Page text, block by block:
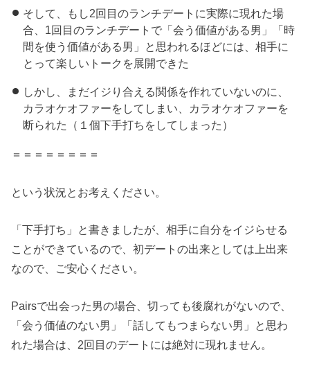
そして、もし2回目のランチデートに実際に現れた場
合、1回目のランチデートで「会う価値がある男」「時
間を使う価値がある男」と思われるほどには、相手に
とって楽しいトークを展開できた
しかし、まだイジり合える関係を作れていないのに、
カラオケオファーをしてしまい、カラオケオファーを
断られた（１個下手打ちをしてしまった）
＝＝＝＝＝＝＝＝
という状況とお考えください。
「下手打ち」と書きましたが、相手に自分をイジらせる
ことができているので、初デートの出来としては上出来
なので、ご安心ください。
Pairsで出会った男の場合、切っても後腐れがないので、
「会う価値のない男」「話してもつまらない男」と思わ
れた場合は、2回目のデートには絶対に現れません。